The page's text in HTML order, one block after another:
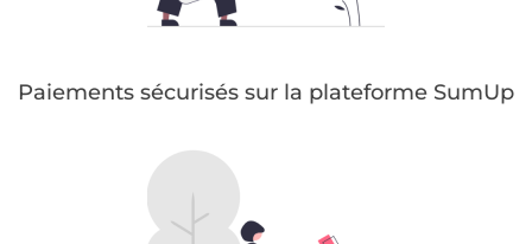
Paiements sécurisés sur la plateforme SumUp